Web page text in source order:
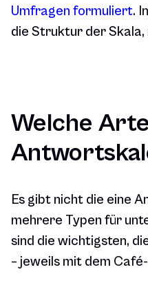
Umfragen formuliert.
die Struktur der
Welche
Es gibt nicht die eine
mehrere Typen für
sind die wichtigsten,
– jeweils mit dem